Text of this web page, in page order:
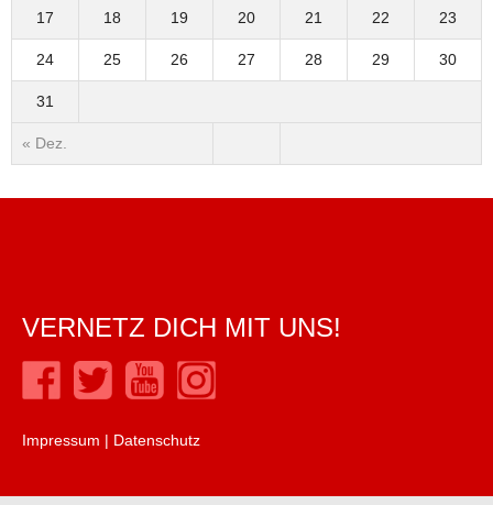
« Dez.
17 18 19 20 21 22 23
24 25 26 27 28 29 30
31
VERNETZ DICH MIT UNS!
Impressum | Datenschutz